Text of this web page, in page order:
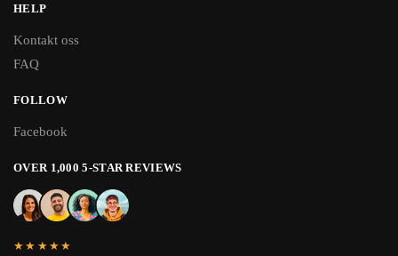
HELP
Kontakt oss
FAQ
FOLLOW
Facebook
OVER 1,000 5-STAR REVIEWS
★★★★★